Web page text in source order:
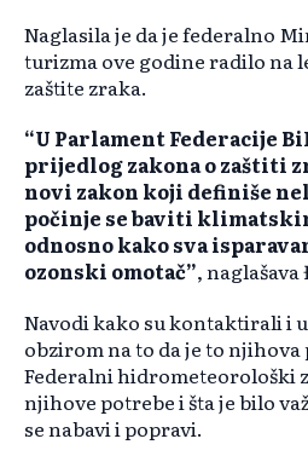
Naglasila je da je federalno
turizma ove godine radilo na
zaštite zraka.
“U Parlament Federacije
prijedlog zakona o zaštiti
novi zakon koji definiše
počinje se baviti
odnosno kako sva
ozonski omotač”, naglašava
Navodi kako su kontaktirali i
obzirom na to da je to
Federalni hidrometeorološki
njihove potrebe i šta je bilo
se nabavi i popravi.